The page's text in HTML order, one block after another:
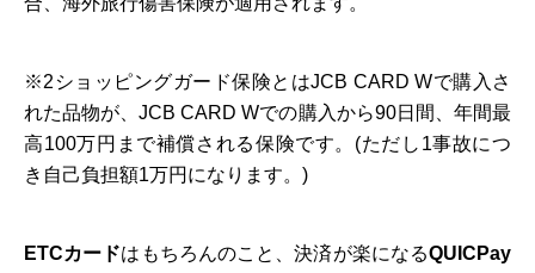
※2ショッピングガード保険とはJCB CARD Wで購入さ
れた品物が、JCB CARD Wでの購入から90日間、年間最
高100万円まで補償される保険です。(ただし1事故につ
き自己負担額1万円になります。)
ETCカードはもちろんのこと、決済が楽になるQUICPay